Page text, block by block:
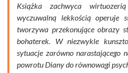
Książka zachwyca
wyczuwalną lekkością operuje
tworzywa przekonujące obrazy
bohaterek. W niezwykle
sytuacje zarówno narastającego
powrotu Diany do równowagi